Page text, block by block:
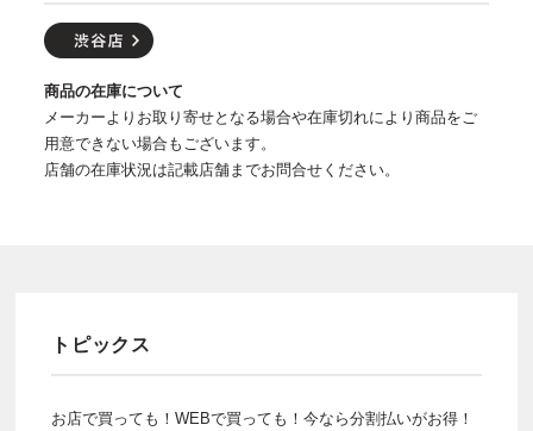
商品の在庫について
メーカーよりお取り寄せとなる場合や在庫切れにより商品をご
用意できない場合もございます。
店舗の在庫状況は記載店舗までお問合せください。
トピックス
お店で買っても！WEBで買っても！今なら分割払いがお得！